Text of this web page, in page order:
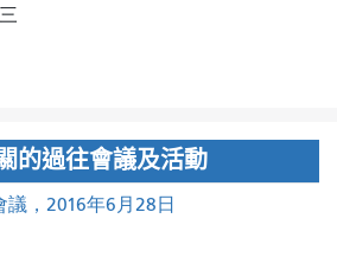
的過往會議及活動
，2016年6月28日